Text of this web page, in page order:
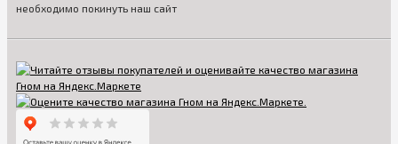
необходимо покинуть наш сайт